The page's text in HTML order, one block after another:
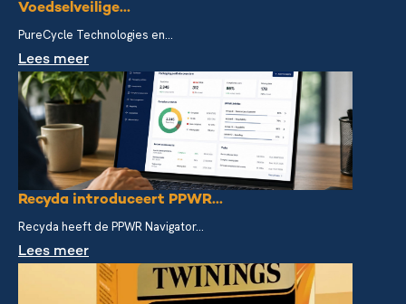
Voedselveilige...
PureCycle Technologies en...
Lees meer
Recyda introduceert PPWR...
Recyda heeft de PPWR Navigator...
Lees meer